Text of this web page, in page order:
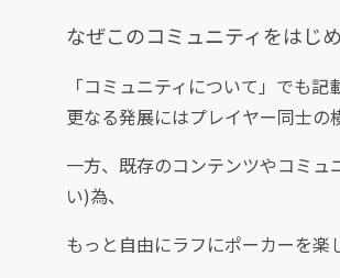
なぜこのコミュニティをはじ
「コミュニティについて」でも
更なる発展にはプレイヤー同士の
一方、既存のコンテンツやコミ
い)為、
もっと自由にラフにポーカーを楽